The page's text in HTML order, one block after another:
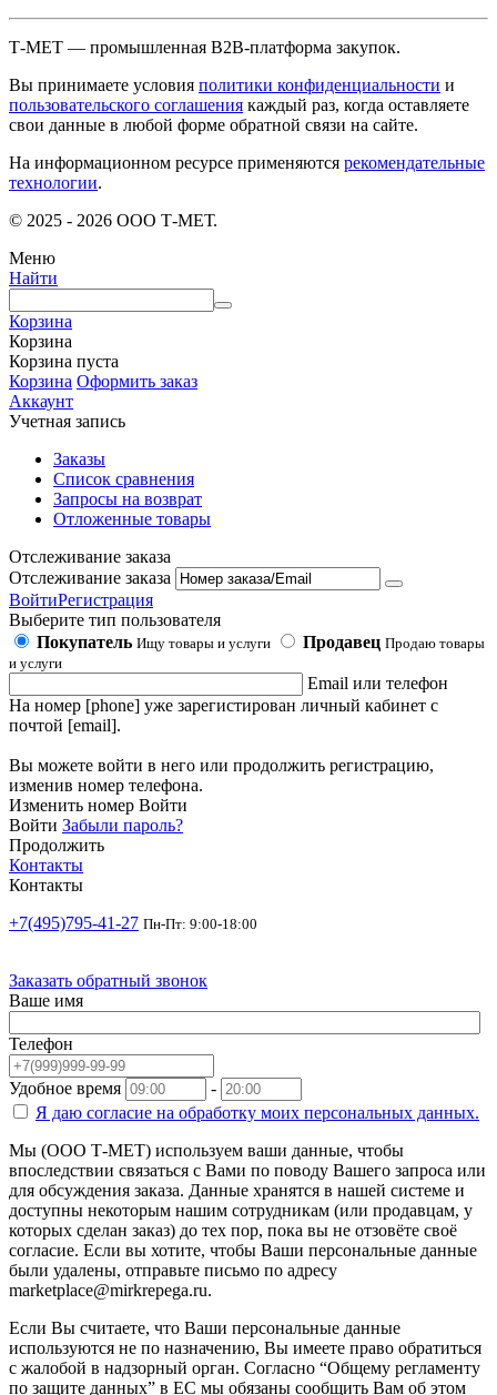
Т-МЕТ — промышленная B2B-платформа закупок.
Вы принимаете условия политики конфиденциальности и
пользовательского соглашения каждый раз, когда оставляете
свои данные в любой форме обратной связи на сайте.
На информационном ресурсе применяются рекомендательные
технологии.
© 2025 - 2026 ООО Т-МЕТ.
Меню
Найти
Корзина
Корзина
Корзина пуста
Корзина Оформить заказ
Аккаунт
Учетная запись
Заказы
Список сравнения
Запросы на возврат
Отложенные товары
Отслеживание заказа
Отслеживание заказа
ВойтиРегистрация
Выберите тип пользователя
Покупатель Ищу товары и услуги Продавец Продаю товары
и услуги
Email или телефон
На номер [phone] уже зарегистирован личный кабинет с
почтой [email].
Вы можете войти в него или продолжить регистрацию,
изменив номер телефона.
Изменить номер Войти
Войти Забыли пароль?
Продолжить
Контакты
Контакты
+7(495)795-41-27 Пн-Пт: 9:00-18:00
Заказать обратный звонок
Ваше имя
Телефон
Удобное время
-
Я даю согласие на обработку моих персональных данных.
Мы (ООО Т-МЕТ) используем ваши данные, чтобы
впоследствии связаться с Вами по поводу Вашего запроса или
для обсуждения заказа. Данные хранятся в нашей системе и
доступны некоторым нашим сотрудникам (или продавцам, у
которых сделан заказ) до тех пор, пока вы не отзовёте своё
согласие. Если вы хотите, чтобы Ваши персональные данные
были удалены, отправьте письмо по адресу
marketplace@mirkrepega.ru.
Если Вы считаете, что Ваши персональные данные
используются не по назначению, Вы имеете право обратиться
с жалобой в надзорный орган. Согласно “Общему регламенту
по защите данных” в ЕС мы обязаны сообщить Вам об этом